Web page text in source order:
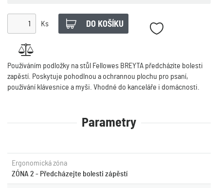
Ks
Používáním podložky na stůl Fellowes BREYTA předcházíte bolesti
zapěstí. Poskytuje pohodlnou a ochrannou plochu pro psaní,
používání klávesnice a myši. Vhodné do kanceláře i domácnosti.
Parametry
Ergonomická zóna
ZÓNA 2 - Předcházejte bolesti zápěstí